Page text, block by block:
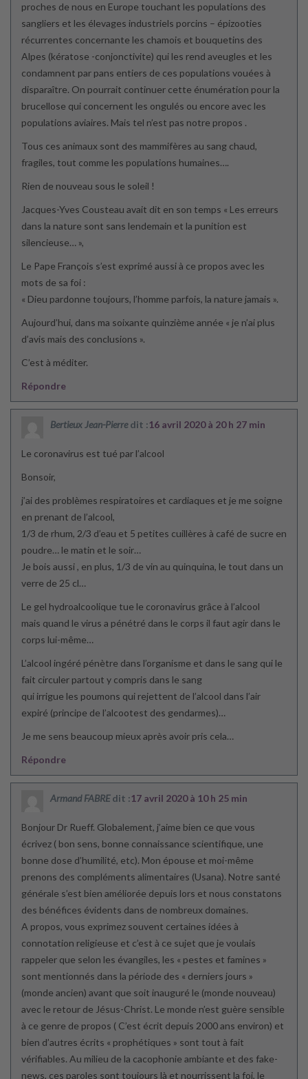
proches de nous en Europe touchant les populations des
sangliers et les élevages industriels porcins – épizooties
récurrentes concernante les chamois et bouquetins des
Alpes (kératose -conjonctivite) qui les rend aveugles et les
condamnent par pans entiers de ces populations vouées à
disparaître. On pourrait continuer cette énumération pour la
brucellose qui concernent les ongulés ou encore avec les
populations aviaires. Mais tel n’est pas notre propos .
Tous ces animaux sont des mammifères au sang chaud,
fragiles, tout comme les populations humaines….
Rien de nouveau sous le soleil !
Jacques-Yves Cousteau avait dit en son temps « Les erreurs
dans la nature sont sans lendemain et la punition est
silencieuse… »,
Le Pape François s’est exprimé aussi à ce propos avec les
mots de sa foi :
« Dieu pardonne toujours, l’homme parfois, la nature jamais ».
Aujourd’hui, dans ma soixante quinzième année « je n’ai plus
d’avis mais des conclusions ».
C’est à méditer.
Répondre
Bertieux Jean-Pierre dit :16 avril 2020 à 20 h 27 min
Le coronavirus est tué par l’alcool
Bonsoir,
j’ai des problèmes respiratoires et cardiaques et je me soigne
en prenant de l’alcool,
1/3 de rhum, 2/3 d’eau et 5 petites cuillères à café de sucre en
poudre… le matin et le soir…
Je bois aussi , en plus, 1/3 de vin au quinquina, le tout dans un
verre de 25 cl…
Le gel hydroalcoolique tue le coronavirus grâce à l’alcool
mais quand le virus a pénétré dans le corps il faut agir dans le
corps lui-même…
L’alcool ingéré pénètre dans l’organisme et dans le sang qui le
fait circuler partout y compris dans le sang
qui irrigue les poumons qui rejettent de l’alcool dans l’air
expiré (principe de l’alcootest des gendarmes)…
Je me sens beaucoup mieux après avoir pris cela…
Répondre
Armand FABRE dit :17 avril 2020 à 10 h 25 min
Bonjour Dr Rueff. Globalement, j’aime bien ce que vous
écrivez ( bon sens, bonne connaissance scientifique, une
bonne dose d’humilité, etc). Mon épouse et moi-même
prenons des compléments alimentaires (Usana). Notre santé
générale s’est bien améliorée depuis lors et nous constatons
des bénéfices évidents dans de nombreux domaines.
A propos, vous exprimez souvent certaines idées à
connotation religieuse et c’est à ce sujet que je voulais
rappeler que selon les évangiles, les « pestes et famines »
sont mentionnés dans la période des « derniers jours »
(monde ancien) avant que soit inauguré le (monde nouveau)
avec le retour de Jésus-Christ. Le monde n’est guère sensible
à ce genre de propos ( C’est écrit depuis 2000 ans environ) et
bien d’autres écrits « prophétiques » sont tout à fait
vérifiables. Au milieu de la cacophonie ambiante et des fake-
news, ces paroles sont toujours là et nourrissent la foi, le